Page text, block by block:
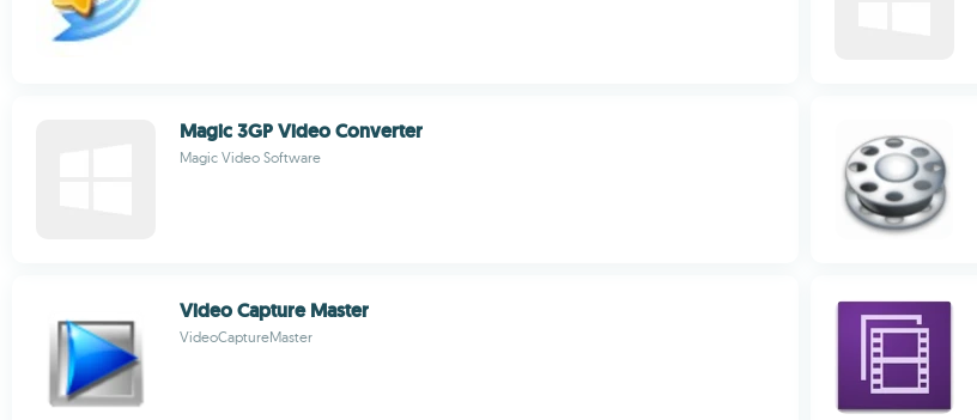
Magic 3GP Video Converter
Magic Video Software
Video Capture Master
VideoCaptureMaster